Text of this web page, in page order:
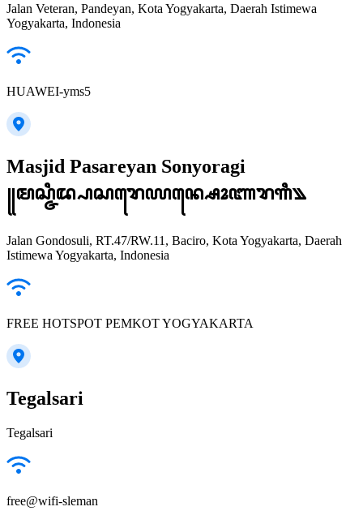
Jalan Veteran, Pandeyan, Kota Yogyakarta, Daerah Istimewa
Yogyakarta, Indonesia
HUAWEI-yms5
Masjid Pasareyan Sonyoragi
꧋ꦩꦱ꧀ꦗꦶꦢ꧀ꦥꦱꦫꦺꦪꦤ꧀ꦱꦺꦴꦚꦫꦒꦶ꧉
Jalan Gondosuli, RT.47/RW.11, Baciro, Kota Yogyakarta, Daerah
Istimewa Yogyakarta, Indonesia
FREE HOTSPOT PEMKOT YOGYAKARTA
Tegalsari
Tegalsari
free@wifi-sleman